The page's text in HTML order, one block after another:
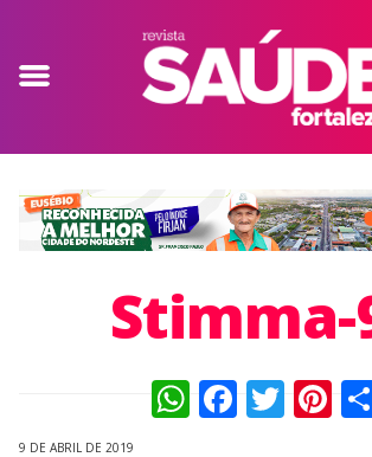
Stimma-
WhatsApp
9 DE ABRIL DE 2019